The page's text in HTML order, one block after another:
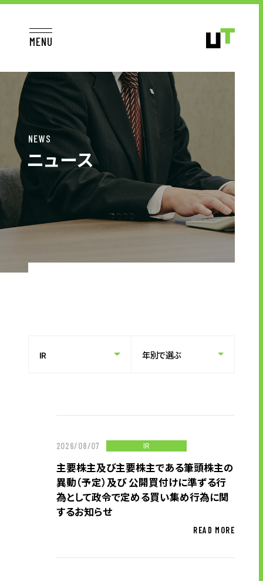
MENU
お仕事をお探しの方へ
はたらく人への想い
企業のご担当者様へ
企業のご担当者様へTOP
サービス・ソリューション一覧
事例紹介
サービスに関するお問い合わせ
お問い合わせ
NEWS
ニュース
2026/08/07 IR
主要株主及び主要株主である筆頭株主の
異動（予定）及び 公開買付けに準ずる行
為として政令で定める買い集め行為に関
するお知らせ
READ MORE